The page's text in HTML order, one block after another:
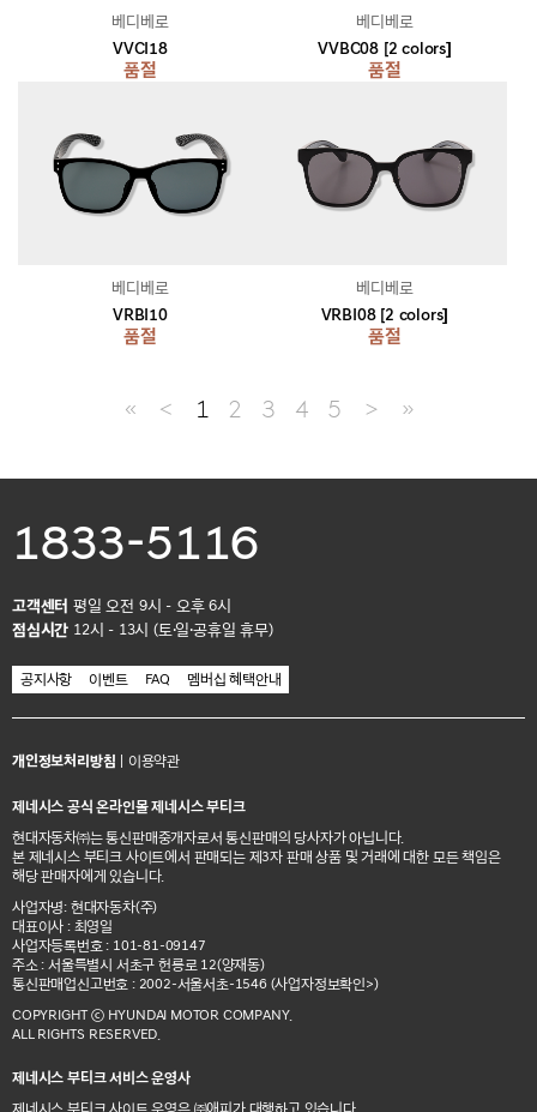
VVCI18
품절
베디베로
VVBC08 [2 colors]
품절
베디베로
VRBI10
품절
베디베로
VRBI08 [2 colors]
품절
베디베로
≪ ＜ 1 2 3 4 5 ＞ ≫
1833-5116
고객센터 평일 오전 9시 - 오후 6시
점심시간 12시 - 13시 (토·일·공휴일 휴무)
공지사항 이벤트 FAQ 멤버십 혜택안내
개인정보처리방침 이용약관
제네시스 공식 온라인몰 제네시스 부티크
현대자동차㈜는 통신판매중개자로서 통신판매의 당사자가 아닙니다.
본 제네시스 부티크 사이트에서 판매되는 제3자 판매 상품 및 거래에 대한 모든 책임은
해당 판매자에게 있습니다.
사업자명: 현대자동차(주)
대표이사 : 최영일
사업자등록번호 : 101-81-09147
주소 : 서울특별시 서초구 헌릉로 12(양재동)
통신판매업신고번호 : 2002-서울서초-1546 (사업자정보확인>)
COPYRIGHT ⓒ HYUNDAI MOTOR COMPANY.
ALL RIGHTS RESERVED.
제네시스 부티크 서비스 운영사